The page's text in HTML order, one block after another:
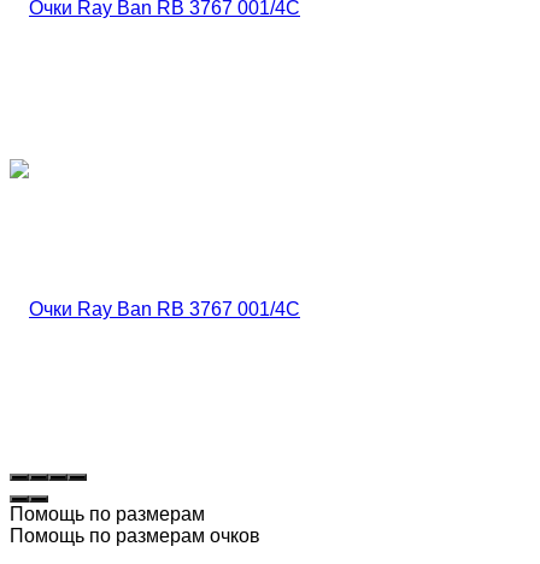
Помощь по размерам
Помощь по размерам очков